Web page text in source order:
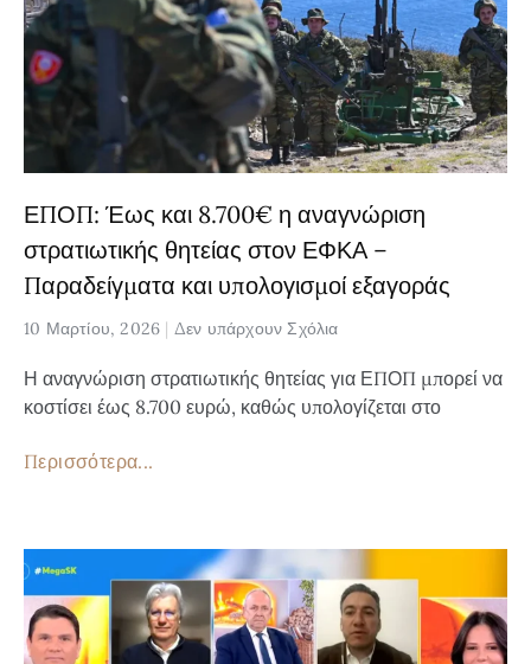
ΕΠΟΠ: Έως και 8.700€ η αναγνώριση
στρατιωτικής θητείας στον ΕΦΚΑ –
Παραδείγματα και υπολογισμοί εξαγοράς
10 Μαρτίου, 2026 Δεν υπάρχουν Σχόλια
Η αναγνώριση στρατιωτικής θητείας για ΕΠΟΠ μπορεί να
κοστίσει έως 8.700 ευρώ, καθώς υπολογίζεται στο
Περισσότερα...